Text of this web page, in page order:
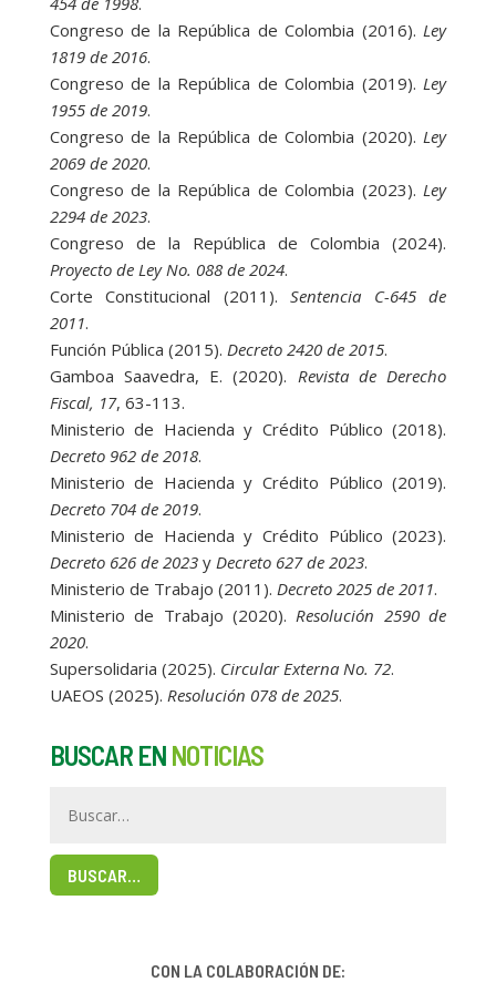
Congreso de la República de Colombia (2016). Ley
1819 de 2016.
Congreso de la República de Colombia (2019). Ley
1955 de 2019.
Congreso de la República de Colombia (2020). Ley
2069 de 2020.
Congreso de la República de Colombia (2023). Ley
2294 de 2023.
Congreso de la República de Colombia (2024).
Proyecto de Ley No. 088 de 2024.
Corte Constitucional (2011).Sentencia C-645 de
2011.
Función Pública (2015). Decreto 2420 de 2015.
Gamboa Saavedra, E. (2020). Revista de Derecho
Fiscal, 17, 63-113.
Ministerio de Hacienda y Crédito Público (2018).
Decreto 962 de 2018.
Ministerio de Hacienda y Crédito Público (2019).
Decreto 704 de 2019.
Ministerio de Hacienda y Crédito Público (2023).
Decreto 626 de 2023y Decreto 627 de 2023.
Ministerio de Trabajo (2011). Decreto 2025 de 2011.
Ministerio de Trabajo (2020). Resolución 2590 de
2020.
Supersolidaria (2025). Circular Externa No. 72.
UAEOS (2025). Resolución 078 de 2025.
BUSCAR EN NOTICIAS
BUSCAR…
CON LA COLABORACIÓN DE: